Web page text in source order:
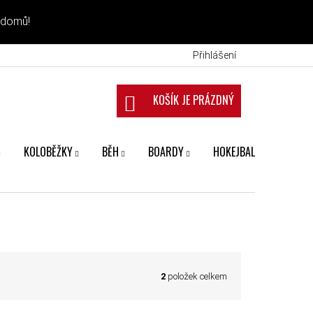
Přihlášení
NÁKUPNÍ KOŠÍK
KOLOBĚŽKY BĚH BOARDY HOKEJBAL
2 položek celkem